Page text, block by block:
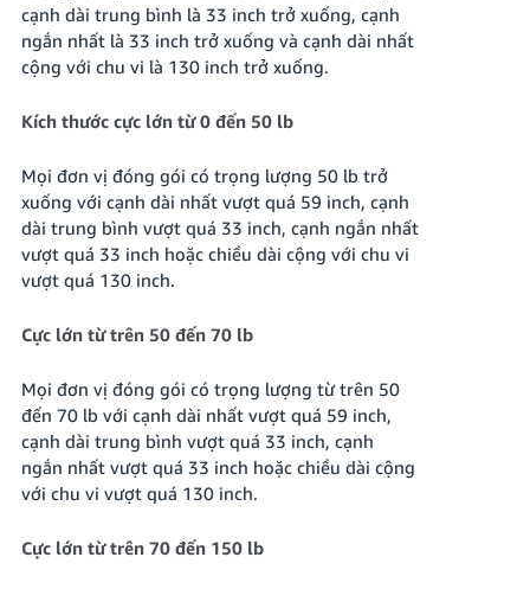
cạnh dài trung bình là 33 inch trở xuống, cạnh
ngắn nhất là 33 inch trở xuống và cạnh dài nhất
cộng với chu vi là 130 inch trở xuống.
Kích thước cực lớn từ 0 đến 50 lb
Mọi đơn vị đóng gói có trọng lượng 50 lb trở
xuống với cạnh dài nhất vượt quá 59 inch, cạnh
dài trung bình vượt quá 33 inch, cạnh ngắn nhất
vượt quá 33 inch hoặc chiều dài cộng với chu vi
vượt quá 130 inch.
Cực lớn từ trên 50 đến 70 lb
Mọi đơn vị đóng gói có trọng lượng từ trên 50
đến 70 lb với cạnh dài nhất vượt quá 59 inch,
cạnh dài trung bình vượt quá 33 inch, cạnh
ngắn nhất vượt quá 33 inch hoặc chiều dài cộng
với chu vi vượt quá 130 inch.
Cực lớn từ trên 70 đến 150 lb